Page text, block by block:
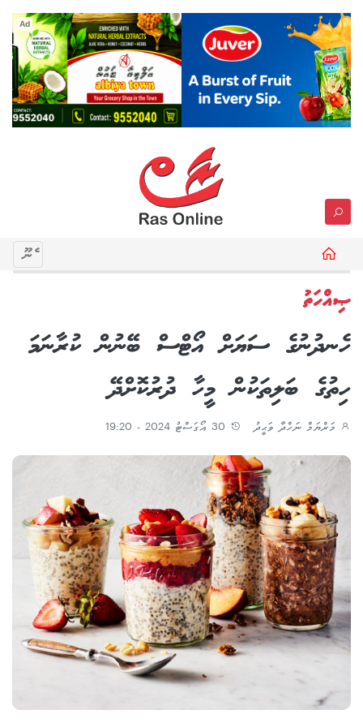
Ad
މެނޫ
ޞިއްހަތު
ހެނދުނުގެ ސަޔަށް އޯޓްސް ބޭނުން ކުރާނަމަ
ހިތުގެ ބަލިތަކުން މީހާ ދުރުކޮށްދޭ
މަރްޔަމް ނަހްދާ ވަޙީދު